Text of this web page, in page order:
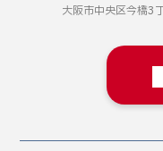
大阪市中央区今橋3